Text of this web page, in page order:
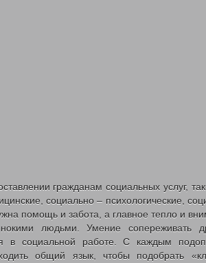
гражданам социальных услуг,
социально – психологические,
помощь и забота, а главное тепло и
людьми. Умение сопереживать
в социальной работе. С каждым
общий язык, чтобы подобрать